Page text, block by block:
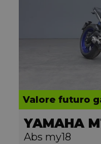
Valore futuro
YAMAHA
Abs my18